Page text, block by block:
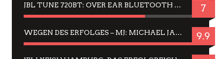
JBL TUNE 720BT: OVER EAR BLUETOOTH KOPFHÖRER UM DIE 50,-€ IM DAUER-TEST 7
WEGEN DES ERFOLGES – MJ: MICHAEL JACKSON MUSICAL IN EINER MATINEE SEHEN 9.9